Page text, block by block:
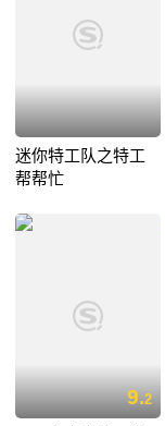
迷你特工队之特工
帮帮忙
9.2